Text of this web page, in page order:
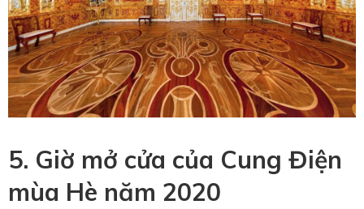
5. Giờ mở cửa của Cung Điện
mùa Hè năm 2020